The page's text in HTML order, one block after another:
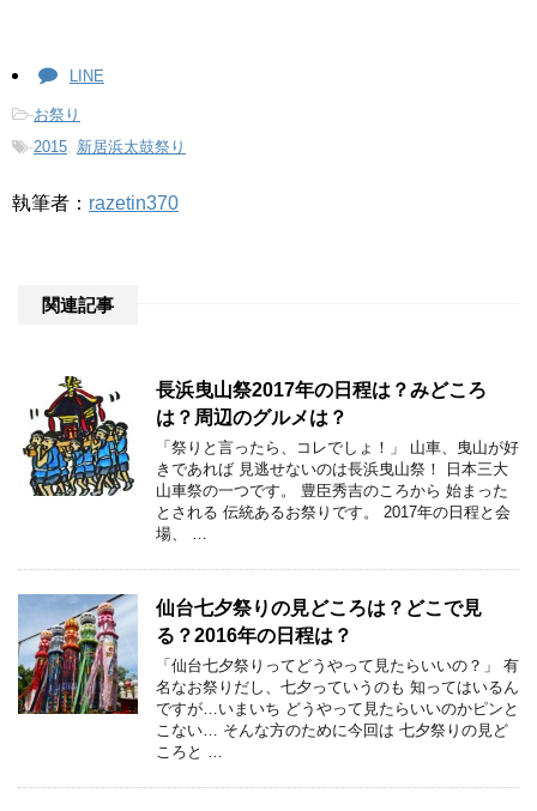
LINE
-お祭り
-2015 新居浜太鼓祭り
執筆者： razetin370
関連記事
長浜曳山祭2017年の日程は？みどころ
は？周辺のグルメは？
「祭りと言ったら、コレでしょ！」 山車、曳山が好
きであれば 見逃せないのは長浜曳山祭！ 日本三大
山車祭の一つです。 豊臣秀吉のころから 始まった
とされる 伝統あるお祭りです。 2017年の日程と会
場、 …
仙台七夕祭りの見どころは？どこで見
る？2016年の日程は？
「仙台七夕祭りってどうやって見たらいいの？」 有
名なお祭りだし、七夕っていうのも 知ってはいるん
ですが…いまいち どうやって見たらいいのかピンと
こない… そんな方のために今回は 七夕祭りの見ど
ころと …